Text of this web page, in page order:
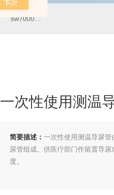
sw7000医用眼科索维角膜内皮细胞计
一次性使用测温
简要描述：一次性使用测温导尿
尿管组成。供医疗部门作留置导
度。